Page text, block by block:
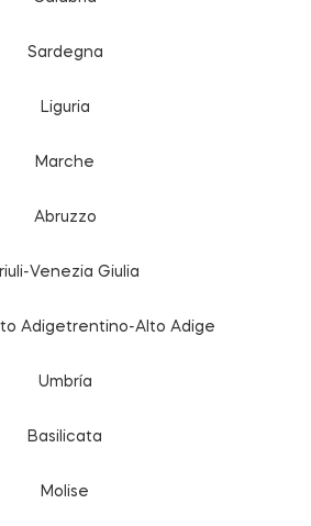
Sardegna
Liguria
Marche
Abruzzo
Venezia Giulia
Adigetrentino-Alto Adige
Umbría
Basilicata
Molise